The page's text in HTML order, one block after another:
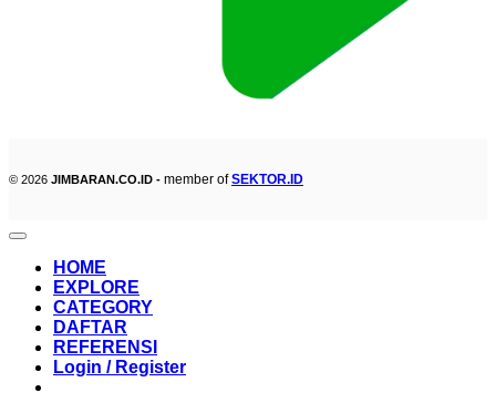
© 2026 JIMBARAN.CO.ID - member ofSEKTOR.ID
HOME
EXPLORE
CATEGORY
DAFTAR
REFERENSI
Login / Register